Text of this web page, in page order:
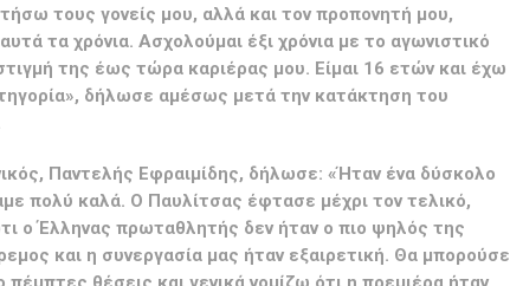
τους γονείς μου, αλλά και τον προπονητή μου,
τα χρόνια. Ασχολούμαι έξι χρόνια με το αγωνιστικό
της έως τώρα καριέρας μου. Είμαι 16 ετών και έχω
δήλωσε αμέσως μετά την κατάκτηση του
Παντελής Εφραιμίδης, δήλωσε: «Ήταν ένα δύσκολο
πολύ καλά. Ο Παυλίτσας έφτασε μέχρι τον τελικό,
ο Έλληνας πρωταθλητής δεν ήταν ο πιο ψηλός της
και η συνεργασία μας ήταν εξαιρετική. Θα μπορούσε